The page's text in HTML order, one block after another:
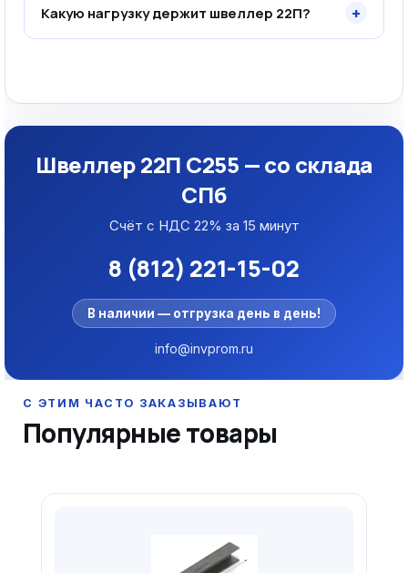
Какую нагрузку держит швеллер 22П? +
Швеллер 22П С255 — со склада
СПб
Счёт с НДС 22% за 15 минут
8 (812) 221-15-02
В наличии — отгрузка день в день!
info@invprom.ru
Популярные товары